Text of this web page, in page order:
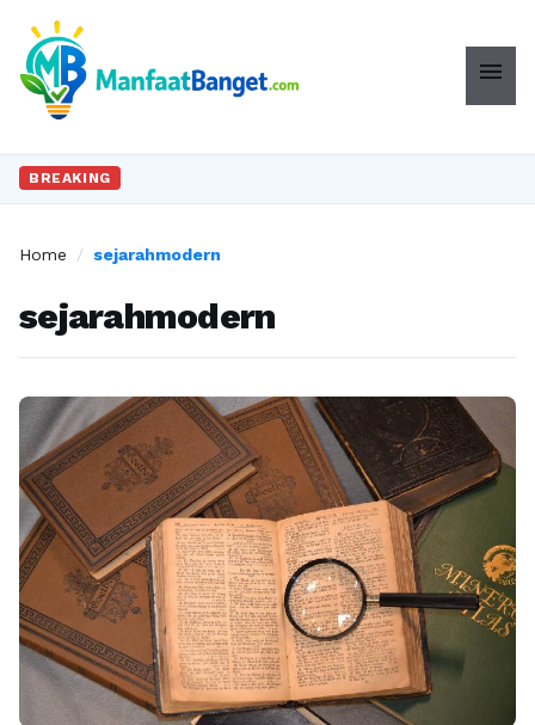
menu
BREAKING
Home / sejarahmodern
sejarahmodern